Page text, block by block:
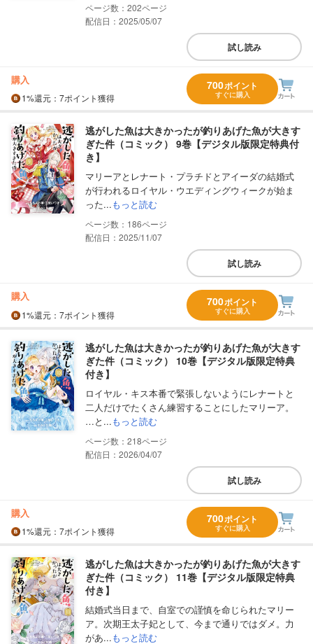
202
配信日：2025/05/07
試し読み
購入
1%還元 ：7ポイント獲得
700ポイント
すぐに購入
逃がした魚は大きかったが釣りあげた魚が大きす
ぎた件（コミック） 9巻【デジタル版限定特典付
き】
マリーアとレナート・プラチドとアイーダの結婚式
が行われるロイヤル・ウエディングウィークが始ま
った...もっと読む
186
配信日：2025/11/07
試し読み
購入
1%還元 ：7ポイント獲得
700ポイント
すぐに購入
逃がした魚は大きかったが釣りあげた魚が大きす
ぎた件（コミック） 10巻【デジタル版限定特典
付き】
ロイヤル・キス本番で緊張しないようにレナートと
二人だけでたくさん練習することにしたマリーア。
…と...もっと読む
218
配信日：2026/04/07
試し読み
購入
1%還元 ：7ポイント獲得
700ポイント
すぐに購入
逃がした魚は大きかったが釣りあげた魚が大きす
ぎた件（コミック） 11巻【デジタル版限定特典
付き】
結婚式当日まで、自室での謹慎を命じられたマリー
ア。次期王太子妃として、今まで通りではダメ。力
があ...もっと読む